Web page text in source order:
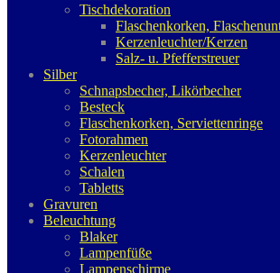
Tischdekoration
Flaschenkorken,
Kerzenleuchter/Kerzen
Salz- u. Pfefferstreuer
Silber
Schnapsbecher, Likörbecher
Besteck
Flaschenkorken, Serviettenringe
Fotorahmen
Kerzenleuchter
Schalen
Tabletts
Gravuren
Beleuchtung
Blaker
Lampenfüße
Lampenschirme